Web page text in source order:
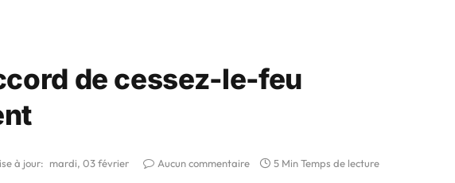
de cessez-le-feu
à jour: mardi, 03 février Aucun commentaire 5 Min Temps de lecture